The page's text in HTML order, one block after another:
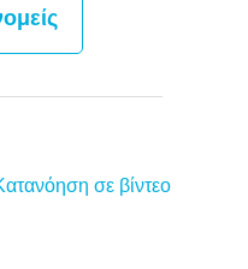
σε βίντεο